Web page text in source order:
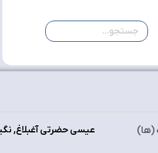
عیسی حضرتی آغبلاغ, (ها)